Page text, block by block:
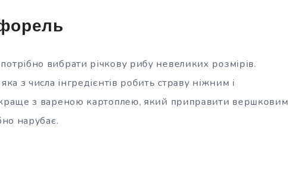
вибрати річкову рибу невеликих розмірів.
з числа інгредієнтів робить страву ніжним і
з вареною картоплею, який приправити вершковим
нарубає.